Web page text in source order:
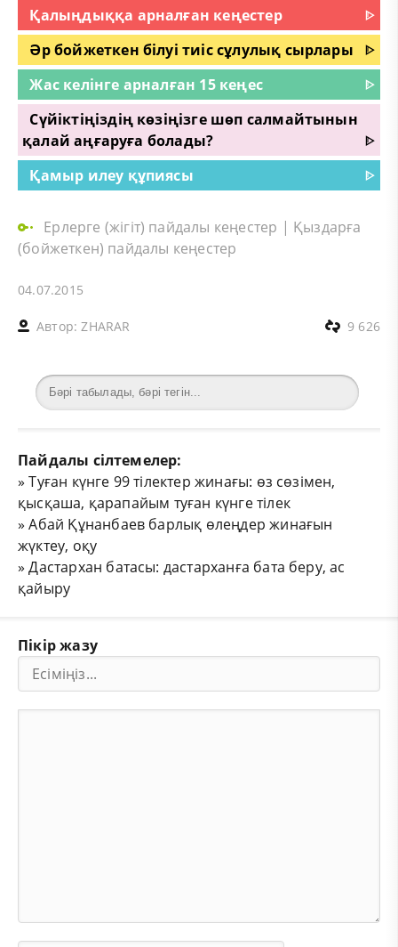
Қалыңдыққа арналған кеңестер
ᐈ
Әр бойжеткен білуі тиіс сұлулық сырлары
ᐈ
Жас келінге арналған 15 кеңес
ᐈ
Сүйіктіңіздің көзіңізге шөп салмайтынын
қалай аңғаруға болады?
ᐈ
Қамыр илеу құпиясы
ᐈ
Ерлерге (жігіт) пайдалы кеңестер | Қыздарға
(бойжеткен) пайдалы кеңестер
04.07.2015
Автор:ZHARAR 9 626
Пайдалы сілтемелер:
»Туған күнге 99 тілектер жинағы: өз сөзімен,
қысқаша, қарапайым туған күнге тілек
»Абай Құнанбаев барлық өлеңдер жинағын
жүктеу, оқу
»Дастархан батасы: дастарханға бата беру, ас
қайыру
Пікір жазу